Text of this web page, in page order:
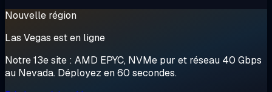
Nouvelle région
Las Vegas est en ligne
Notre 13e site : AMD EPYC, NVMe pur et réseau 40 Gbps
au Nevada. Déployez en 60 secondes.